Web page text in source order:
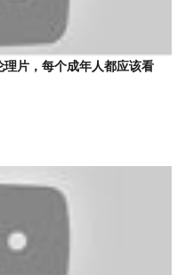
理片，每个成年人都应该看